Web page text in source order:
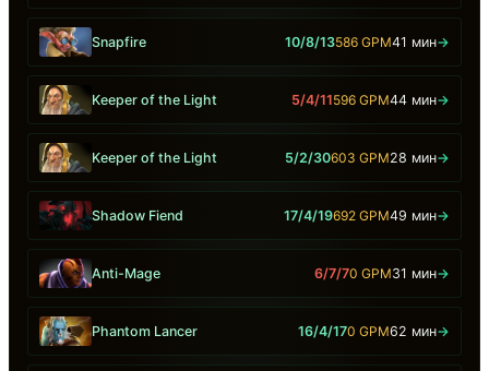
Snapfire 10/8/13586 GPM41 мин→
Keeper of the Light 5/4/11596 GPM44 мин→
Keeper of the Light 5/2/30603 GPM28 мин→
Shadow Fiend 17/4/19692 GPM49 мин→
Anti-Mage 6/7/70 GPM31 мин→
Phantom Lancer 16/4/170 GPM62 мин→